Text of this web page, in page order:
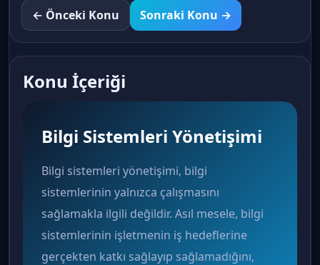
← Önceki Konu
Sonraki Konu →
Konu İçeriği
Bilgi Sistemleri Yönetişimi
Bilgi sistemleri yönetişimi, bilgi
sistemlerinin yalnızca çalışmasını
sağlamakla ilgili değildir. Asıl mesele, bilgi
sistemlerinin işletmenin iş hedeflerine
gerçekten katkı sağlayıp sağlamadığını,